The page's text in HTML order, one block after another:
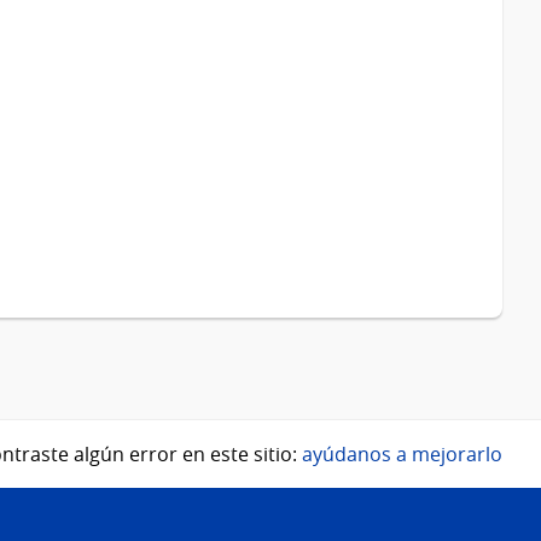
algún error en este sitio: ayúdanos a mejorarlo